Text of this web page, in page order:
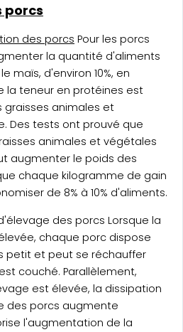
porcs
des porcs Pour les porcs
la quantité d'aliments
maïs, d'environ 10%, en
la teneur en protéines est
animales et
Des tests ont prouvé que
animales et végétales
augmenter le poids des
chaque kilogramme de gain
de 8% à 10% d'aliments.
des porcs Lorsque la
chaque porc dispose
petit et peut se réchauffer
couché. Parallèlement,
est élevée, la dissipation
des porcs augmente
l'augmentation de la